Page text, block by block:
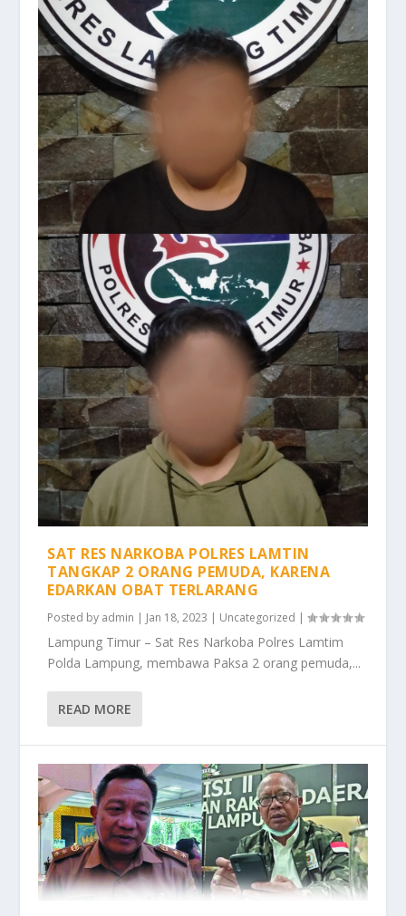
SAT RES NARKOBA POLRES LAMTIN
TANGKAP 2 ORANG PEMUDA, KARENA
EDARKAN OBAT TERLARANG
Posted by admin | Jan 18, 2023 | Uncategorized |
Lampung Timur – Sat Res Narkoba Polres Lamtim
Polda Lampung, membawa Paksa 2 orang pemuda,...
READ MORE